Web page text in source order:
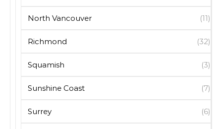
North Vancouver (11)
Richmond (32)
Squamish (3)
Sunshine Coast (7)
Surrey (6)